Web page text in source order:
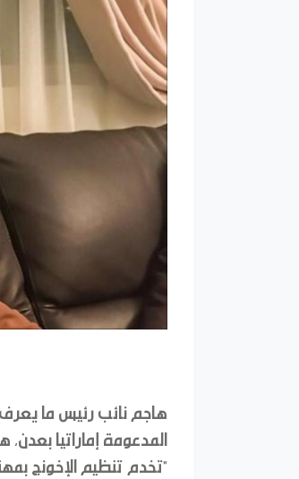
هاجم نائب رئيس ما يعرف
المدعومة إماراتيا
"تخدم تنظيم الإخونج